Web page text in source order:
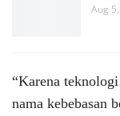
Aug
“Karena
nama kebebasan